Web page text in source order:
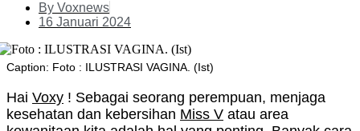
By Voxnews
16 Januari 2024
Caption: Foto : ILUSTRASI VAGINA. (Ist)
Hai Voxy ! Sebagai seorang perempuan, menjaga
kesehatan dan kebersihan Miss V atau area